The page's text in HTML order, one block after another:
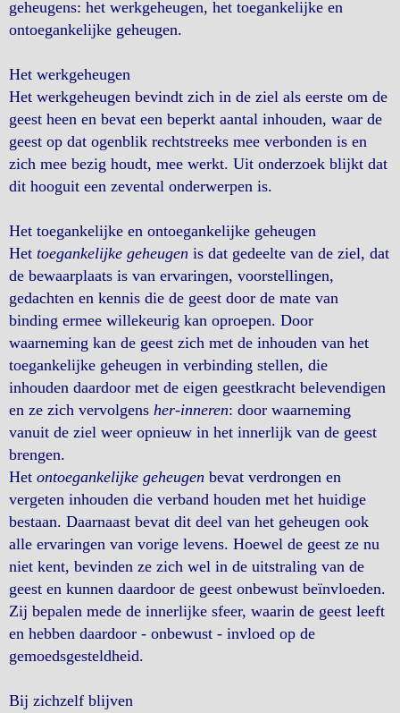
geheugens: het werkgeheugen, het toegankelijke en
ontoegankelijke geheugen.
Het werkgeheugen
Het werkgeheugen bevindt zich in de ziel als eerste om de
geest heen en bevat een beperkt aantal inhouden, waar de
geest op dat ogenblik rechtstreeks mee verbonden is en
zich mee bezig houdt, mee werkt. Uit onderzoek blijkt dat
dit hooguit een zevental onderwerpen is.
Het toegankelijke en ontoegankelijke geheugen
Het toegankelijke geheugen is dat gedeelte van de ziel, dat
de bewaarplaats is van ervaringen, voorstellingen,
gedachten en kennis die de geest door de mate van
binding ermee willekeurig kan oproepen. Door
waarneming kan de geest zich met de inhouden van het
toegankelijke geheugen in verbinding stellen, die
inhouden daardoor met de eigen geestkracht belevendigen
en ze zich vervolgens her-inneren: door waarneming
vanuit de ziel weer opnieuw in het innerlijk van de geest
brengen.
Het ontoegankelijke geheugen bevat verdrongen en
vergeten inhouden die verband houden met het huidige
bestaan. Daarnaast bevat dit deel van het geheugen ook
alle ervaringen van vorige levens. Hoewel de geest ze nu
niet kent, bevinden ze zich wel in de uitstraling van de
geest en kunnen daardoor de geest onbewust beïnvloeden.
Zij bepalen mede de innerlijke sfeer, waarin de geest leeft
en hebben daardoor - onbewust - invloed op de
gemoedsgesteldheid.
Bij zichzelf blijven